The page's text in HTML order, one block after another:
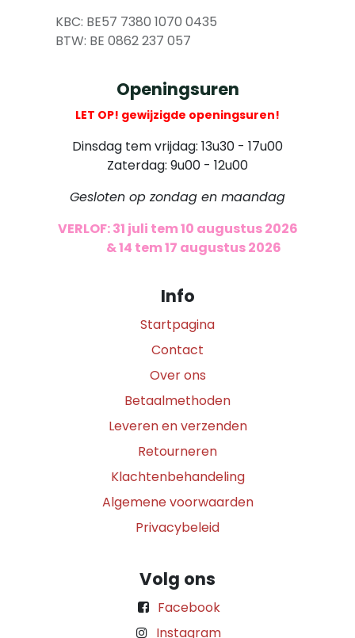
KBC: BE57 7380 1070 0435
​ BTW: BE 0862 237 057
Openingsuren
LET OP! gewijzigde openingsuren!
Dinsdag tem vrijdag: 13u30 - 17u00
Zaterdag: 9u00 - 12u00
Gesloten op zondag en maandag
VERLOF: 31 juli tem 10 augustus 2026
& 14 tem 17 augustus 2026
Info
Startpagina
Contact
Over ons
Betaalmethoden
Leveren en verzenden
Retourneren
Klachtenbehandeling
Algemene voorwaarden
Privacybeleid
Volg ons
Facebook
Instagram